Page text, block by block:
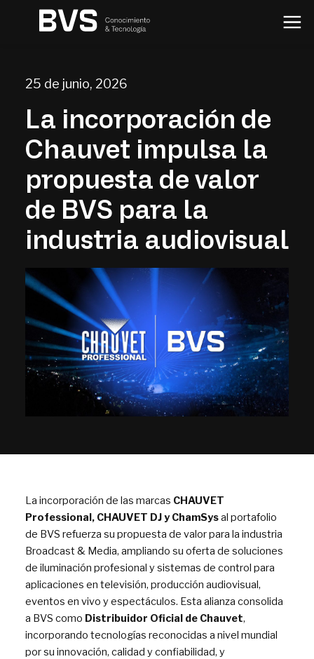
25 de junio, 2026
La incorporación de
Chauvet impulsa la
propuesta de valor
de BVS para la
industria audiovisual
La incorporación de las marcas CHAUVET
Professional, CHAUVET DJ y ChamSysal portafolio
de BVS refuerza su propuesta de valor para la industria
Broadcast & Media, ampliando su oferta de soluciones
de iluminación profesional y sistemas de control para
aplicaciones en televisión, producción audiovisual,
eventos en vivo y espectáculos. Esta alianza consolida
a BVS como Distribuidor Oficial de Chauvet,
incorporando tecnologías reconocidas a nivel mundial
por su innovación, calidad y confiabilidad, y